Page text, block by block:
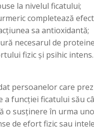
la nivelul ficatului;
completează
sa antioxidantă;
necesarul de
fizic și psihic intens.
persoanelor care
a funcției ficatului său
o susținere în urma
de efort fizic sau